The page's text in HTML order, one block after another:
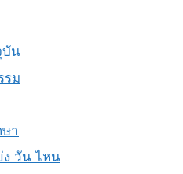
บัน
รม
า
ง วัน ไหน